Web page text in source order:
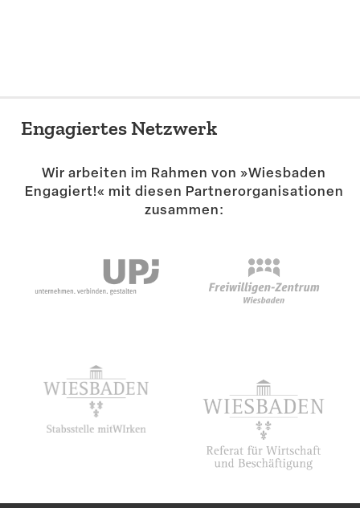
Engagiertes Netzwerk
Wir arbeiten im Rahmen von »Wiesbaden
Engagiert!« mit diesen Partner­or­ga­ni­sa­tionen
zusammen: